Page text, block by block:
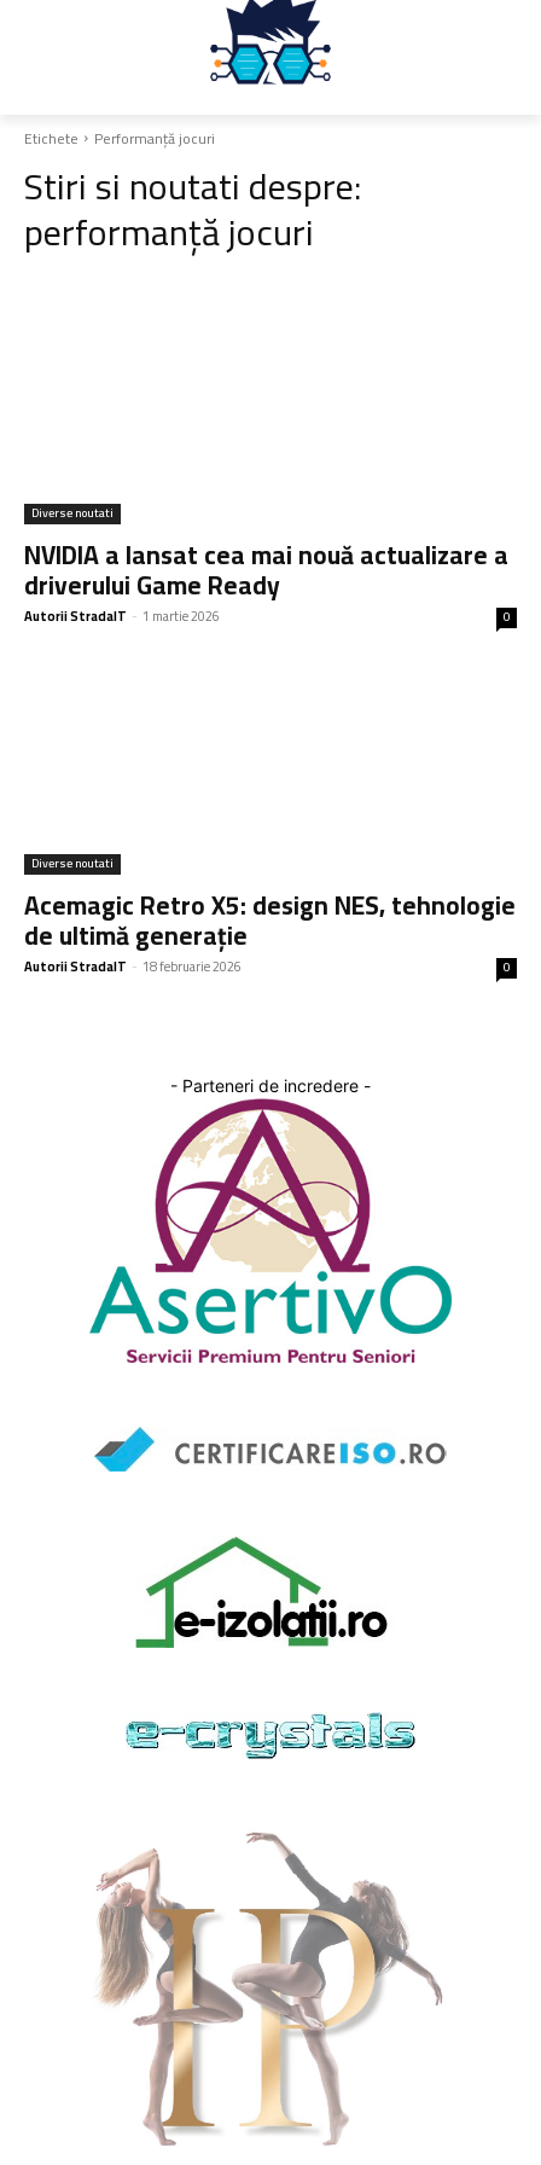
Etichete Performanță jocuri
Stiri si noutati despre:
performanță jocuri
Diverse noutati
NVIDIA a lansat cea mai nouă actualizare a
driverului Game Ready
Autorii StradaIT - 1 martie 2026 0
Diverse noutati
Acemagic Retro X5: design NES, tehnologie
de ultimă generație
Autorii StradaIT - 18 februarie 2026 0
- Parteneri de incredere -